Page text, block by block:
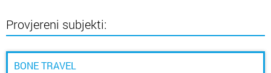
Provjereni subjekti:
BONE TRAVEL